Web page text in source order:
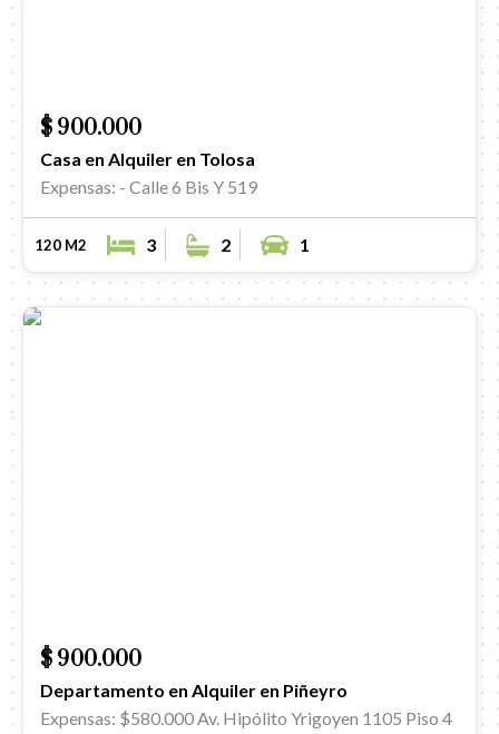
$ 900.000
Casa en Alquiler en Tolosa
Expensas: - Calle 6 Bis Y 519
120 M2 3 2 1
$ 900.000
Departamento en Alquiler en Piñeyro
Expensas: $580.000Av. Hipólito Yrigoyen 1105 Piso 4